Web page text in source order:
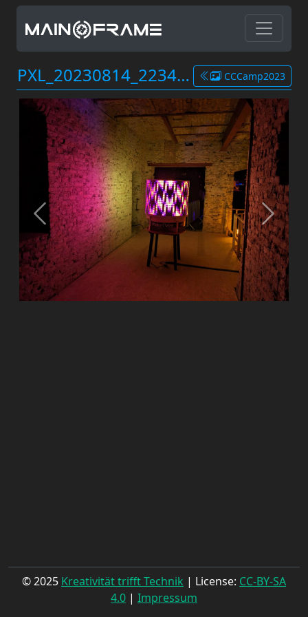
PXL_20230814_223409201.jpg CCCamp2023
© 2025 Kreativität trifft Technik | License: CC-BY-SA
4.0 | Impressum